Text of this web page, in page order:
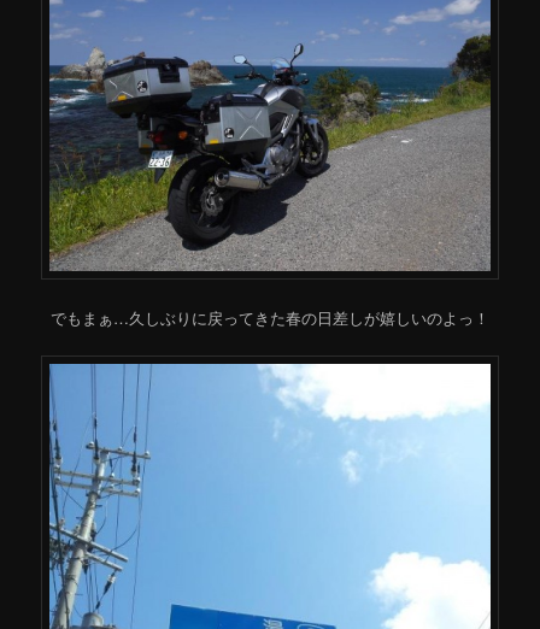
でもまぁ…久しぶりに戻ってきた春の日差しが嬉しいのよっ！